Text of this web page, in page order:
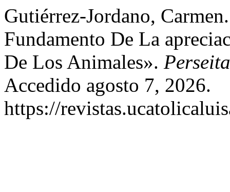
Gutiérrez-Jordano,
Fundamento De La
De Los Animales».
Accedido agosto 7, 2026.
https://